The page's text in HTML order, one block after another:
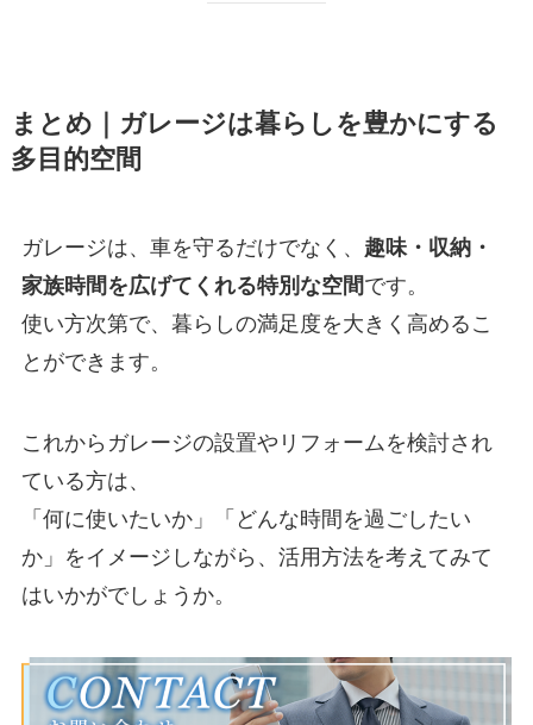
まとめ｜ガレージは暮らしを豊かにする
多目的空間
ガレージは、車を守るだけでなく、 趣味・収納・
家族時間を広げてくれる特別な空間です。
使い方次第で、暮らしの満足度を大きく高めるこ
とができます。
これからガレージの設置やリフォームを検討され
ている方は、
「何に使いたいか」「どんな時間を過ごしたい
か」をイメージしながら、活用方法を考えてみて
はいかがでしょうか。